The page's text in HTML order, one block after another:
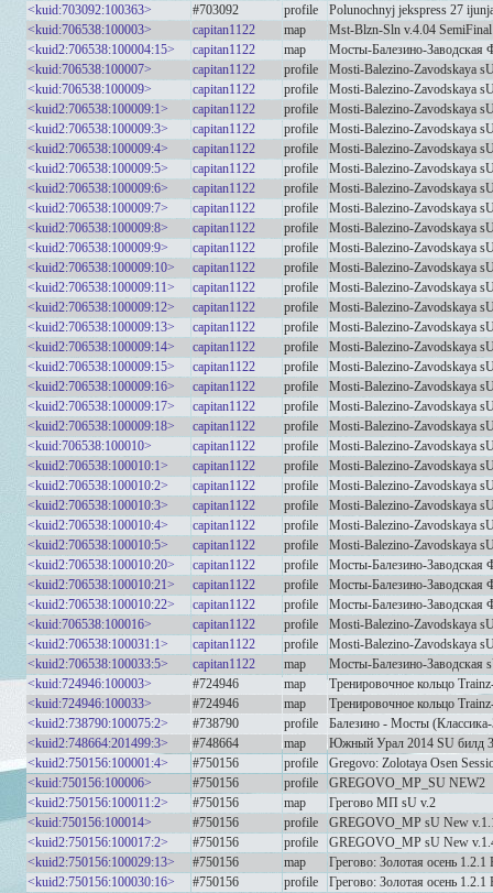
<kuid:703092:100363>
#703092 profile
Polunochnyj jekspress 27
<kuid:706538:100003>
capitan1122 map
Mst-Blzn-Sln v.4.04
<kuid2:706538:100004:15>
capitan1122 map
Мосты-Балезино-
<kuid:706538:100007>
capitan1122 profile
Mosti-Balezino-Zavodskaya
<kuid:706538:100009>
capitan1122 profile
Mosti-Balezino-Zavodskaya
<kuid2:706538:100009:1>
capitan1122 profile
Mosti-Balezino-Zavodskaya
<kuid2:706538:100009:3>
capitan1122 profile
Mosti-Balezino-Zavodskaya
<kuid2:706538:100009:4>
capitan1122 profile
Mosti-Balezino-Zavodskaya
<kuid2:706538:100009:5>
capitan1122 profile
Mosti-Balezino-Zavodskaya
<kuid2:706538:100009:6>
capitan1122 profile
Mosti-Balezino-Zavodskaya
<kuid2:706538:100009:7>
capitan1122 profile
Mosti-Balezino-Zavodskaya
<kuid2:706538:100009:8>
capitan1122 profile
Mosti-Balezino-Zavodskaya
<kuid2:706538:100009:9>
capitan1122 profile
Mosti-Balezino-Zavodskaya
<kuid2:706538:100009:10>
capitan1122 profile
Mosti-Balezino-Zavodskaya
<kuid2:706538:100009:11>
capitan1122 profile
Mosti-Balezino-Zavodskaya
<kuid2:706538:100009:12>
capitan1122 profile
Mosti-Balezino-Zavodskaya
<kuid2:706538:100009:13>
capitan1122 profile
Mosti-Balezino-Zavodskaya
<kuid2:706538:100009:14>
capitan1122 profile
Mosti-Balezino-Zavodskaya
<kuid2:706538:100009:15>
capitan1122 profile
Mosti-Balezino-Zavodskaya
<kuid2:706538:100009:16>
capitan1122 profile
Mosti-Balezino-Zavodskaya
<kuid2:706538:100009:17>
capitan1122 profile
Mosti-Balezino-Zavodskaya
<kuid2:706538:100009:18>
capitan1122 profile
Mosti-Balezino-Zavodskaya
<kuid:706538:100010>
capitan1122 profile
Mosti-Balezino-Zavodskaya
<kuid2:706538:100010:1>
capitan1122 profile
Mosti-Balezino-Zavodskaya
<kuid2:706538:100010:2>
capitan1122 profile
Mosti-Balezino-Zavodskaya
<kuid2:706538:100010:3>
capitan1122 profile
Mosti-Balezino-Zavodskaya
<kuid2:706538:100010:4>
capitan1122 profile
Mosti-Balezino-Zavodskaya
<kuid2:706538:100010:5>
capitan1122 profile
Mosti-Balezino-Zavodskaya
<kuid2:706538:100010:20>
capitan1122 profile
Мосты-Балезино-
<kuid2:706538:100010:21>
capitan1122 profile
Мосты-Балезино-
<kuid2:706538:100010:22>
capitan1122 profile
Мосты-Балезино-
<kuid:706538:100016>
capitan1122 profile
Mosti-Balezino-Zavodskaya
<kuid2:706538:100031:1>
capitan1122 profile
Mosti-Balezino-Zavodskaya
<kuid2:706538:100033:5>
capitan1122 map
Мосты-Балезино-
<kuid:724946:100003>
#724946 map
Тренировочное кольцо
<kuid:724946:100033>
#724946 map
Тренировочное кольцо
<kuid2:738790:100075:2>
#738790 profile
Балезино - Мосты
<kuid2:748664:201499:3>
#748664 map
Южный Урал 2014 SU билд
<kuid2:750156:100001:4>
#750156 profile
Gregovo: Zolotaya Osen
<kuid:750156:100006>
#750156 profile
GREGOVO_MP_SU NEW2
<kuid2:750156:100011:2>
#750156 map
Грегово МП sU v.2
<kuid:750156:100014>
#750156 profile
GREGOVO_MP sU New
<kuid2:750156:100017:2>
#750156 profile
GREGOVO_MP sU New
<kuid2:750156:100029:13>
#750156 map
Грегово: Золотая осень 1.2.1
<kuid2:750156:100030:16>
#750156 profile
Грегово: Золотая осень 1.2.1